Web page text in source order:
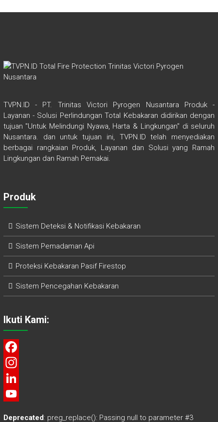
TVPN.ID - PT. Trinitas Victori Pyrogen Nusantara Produk -
Layanan - Solusi Perlindungan Total Kebakaran didirikan dengan
tujuan "Untuk Melindungi Nyawa, Harta & Lingkungan" di seluruh
Nusantara. dan untuk tujuan ini, TVPN.ID telah menyediakan
berbagai rangkaian Produk, Layanan dan Solusi yang Ramah
Lingkungan dan Ramah Pemakai.
Produk
Sistem Deteksi & Notifikasi Kebakaran
Sistem Pemadaman Api
Proteksi Kebakaran Pasif Firestop
Sistem Pencegahan Kebakaran
Ikuti Kami:
F
a
cnL
Deprecated: preg_replace(): Passing null to parameter #3